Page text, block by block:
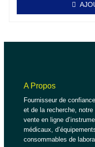
A Propos
Fournisseur de
et de la recherche,
vente en ligne
médicaux,
consommables de